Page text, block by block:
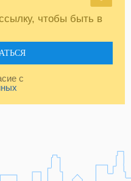
чтобы быть в
с